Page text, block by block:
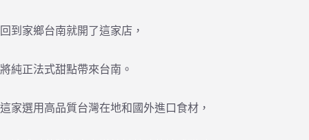
回到家鄉台南就開了這家店，
將純正法式甜點帶來台南。
這家選用高品質台灣在地和國外進口食材，